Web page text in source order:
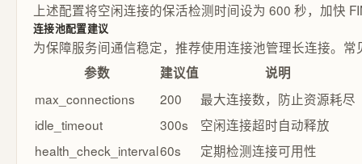
上述配置将空闲连接的保活检测时间设为 600 秒，加快
连接池配置建议
为保障服务间通信稳定，推荐使用连接池管理长连接。常
参数
建议值
说明
max_connections
200
最大连接数，防止资源耗尽
idle_timeout
300s
空闲连接超时自动释放
health_check_interval60s 定期检测连接可用性